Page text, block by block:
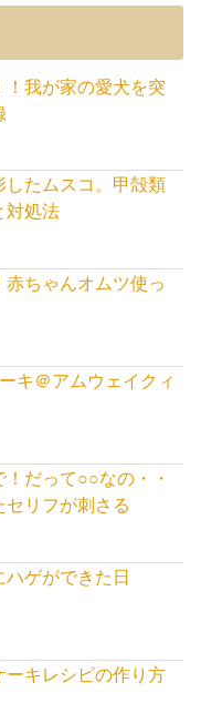
我が家の愛犬を突
したムスコ。甲殻類
対処法
ちゃんオムツ使っ
キ＠アムウェイクィ
だって○○なの・・
リフが刺さる
ゲができた日
ーキレシピの作り方